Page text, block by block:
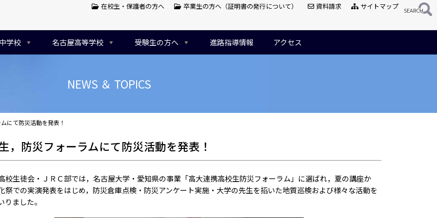
学校 名古屋高等学校 受験生の方へ 進路指導情報 アクセス
在校生・保護者の方へ 卒業生の方へ（証明書の発行について） 資料請求 サイトマップ
NEWS ＆ TOPICS
にて防災活動を発表！
，防災フォーラムにて防災活動を発表！
生徒会・ＪＲＣ部では，名古屋大学・愛知県の事業「高大連携高校生防災フォーラム」に選ばれ，夏の講座か
祭での実演発表をはじめ，防災倉庫点検・防災アンケート実施・大学の先生を招いた地質巡検および様々な活動を
りました。